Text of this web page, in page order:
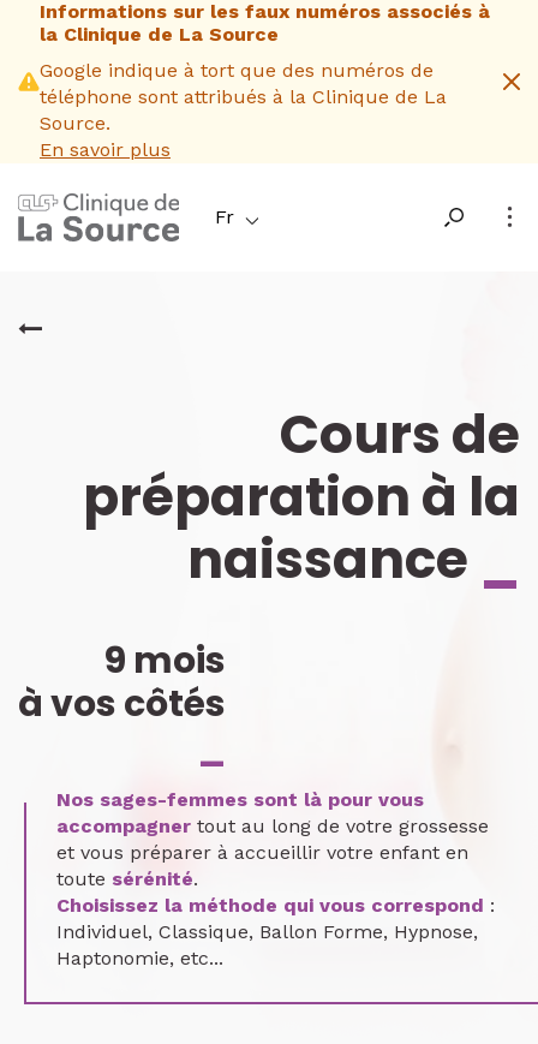
Aller
contenu
principal
Informations sur les faux numéros associés à
la Clinique de La Source
Google indique à tort que des numéros de
téléphone sont attribués à la Clinique de La
Source.
En savoir plus
Fr
Cours de
préparation à la
naissance
9 mois
à vos côtés
_
Nos sages-femmes sont là pour vous
accompagner tout au long de votre grossesse
et vous préparer à accueillir votre enfant en
toute sérénité.
Choisissez la méthode qui vous correspond :
Individuel, Classique, Ballon Forme, Hypnose,
Haptonomie, etc...